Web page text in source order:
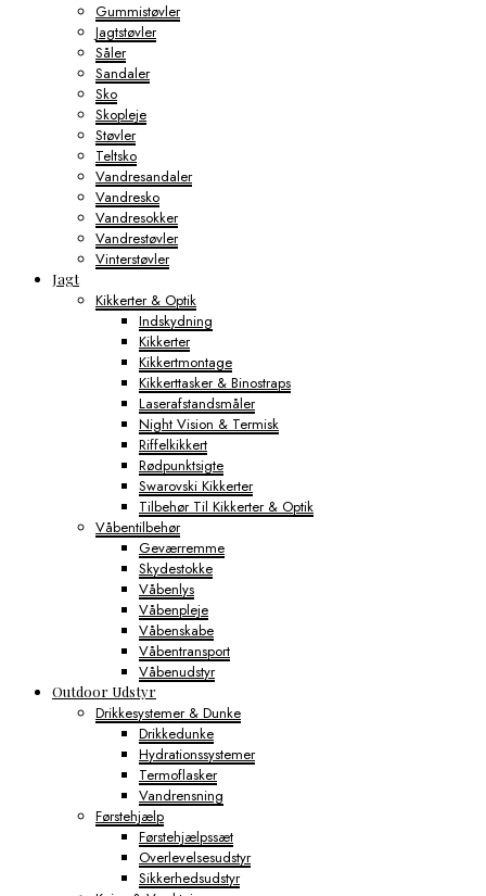
Gummistøvler
Jagtstøvler
Såler
Sandaler
Sko
Skopleje
Støvler
Teltsko
Vandresandaler
Vandresko
Vandresokker
Vandrestøvler
Vinterstøvler
Jagt
Kikkerter & Optik
Indskydning
Kikkerter
Kikkertmontage
Kikkerttasker & Binostraps
Laserafstandsmåler
Night Vision & Termisk
Riffelkikkert
Rødpunktsigte
Swarovski Kikkerter
Tilbehør Til Kikkerter & Optik
Våbentilbehør
Geværremme
Skydestokke
Våbenlys
Våbenpleje
Våbenskabe
Våbentransport
Våbenudstyr
Outdoor Udstyr
Drikkesystemer & Dunke
Drikkedunke
Hydrationssystemer
Termoflasker
Vandrensning
Førstehjælp
Førstehjælpssæt
Overlevelsesudstyr
Sikkerhedsudstyr